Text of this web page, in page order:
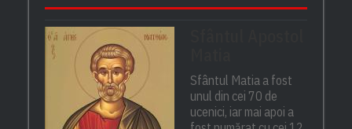
Sfântul Matia a fost
unul din cei 70 de
ucenici, iar mai apoi a